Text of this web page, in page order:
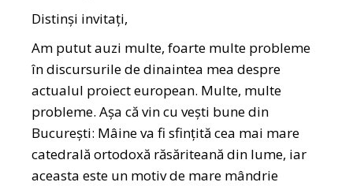
Distinși invitați,
Am putut auzi multe, foarte multe probleme
în discursurile de dinaintea mea despre
actualul proiect european. Multe, multe
probleme. Așa că vin cu vești bune din
București: Mâine va fi sfințită cea mai mare
catedrală ortodoxă răsăriteană din lume, iar
aceasta este un motiv de mare mândrie